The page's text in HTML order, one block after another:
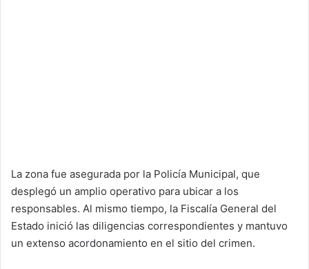
La zona fue asegurada por la Policía Municipal, que
desplegó un amplio operativo para ubicar a los
responsables. Al mismo tiempo, la Fiscalía General del
Estado inició las diligencias correspondientes y mantuvo
un extenso acordonamiento en el sitio del crimen.